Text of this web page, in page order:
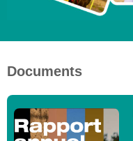
Documents